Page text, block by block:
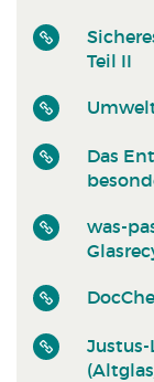
Teil II
Das
was-
Justus-